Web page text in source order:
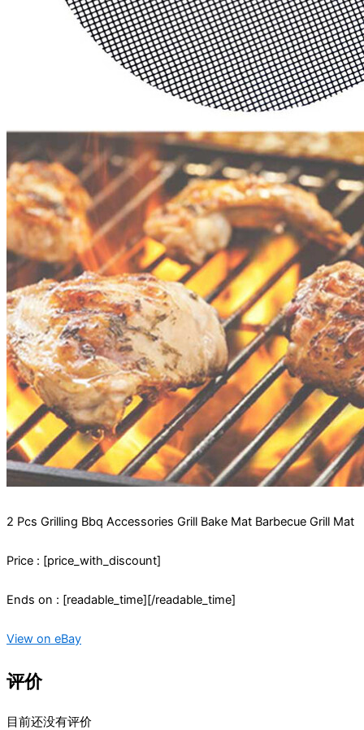
2 Pcs Grilling Bbq Accessories Grill Bake Mat Barbecue Grill Mat
Price : [price_with_discount]
Ends on : [readable_time][/readable_time]
View on eBay
评价
目前还没有评价